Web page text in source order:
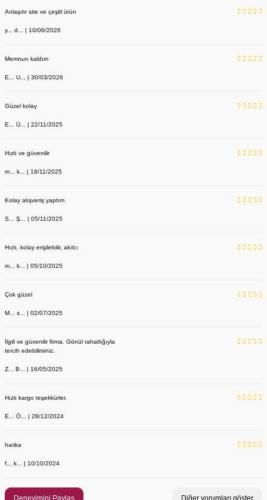
YENİ ÜRÜN
Labor Medikal Tekstil
199,00 TL
Anlaşılır site ve çeşitl ürün
y... d... | 10/06/2026
Memnun kaldım
E... U... | 30/03/2026
Güzel kolay
E... Ü... | 22/11/2025
Hızlı ve güvenilir
m... k... | 18/11/2025
Kolay alışveriş yaptım
S... Ş... | 05/11/2025
Hızlı, kolay erişilebilir, akılcı
m... k... | 05/10/2025
Çok güzel
M... s... | 02/07/2025
İlgili ve güvenilir firma. Gönül rahatlığıyla
tercih edebilirsiniz.
Z... B... | 16/05/2025
Hızlı kargo teşekkürler.
E... Ö... | 28/12/2024
harika
f... k... | 10/10/2024
Deneyimini Paylaş Diğer yorumları göster